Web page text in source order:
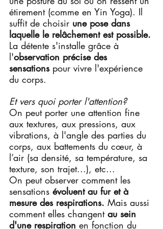
étirement (comme en Yin Yoga). Il
suffit de choisir une pose dans
laquelle le relâchement est possible.
La détente s'installe grâce à
l'observation précise des
sensations pour vivre l'expérience
du corps.
Et vers quoi porter l'attention?
On peut porter une attention fine
aux textures, aux pressions, aux
vibrations, à l'angle des parties du
corps, aux battements du cœur, à
l’air (sa densité, sa température, sa
texture, son trajet...), etc...
On peut observer comment les
sensations évoluent au fur et à
mesure des respirations. Mais aussi
comment elles changent au sein
d'une respiration en fonction du